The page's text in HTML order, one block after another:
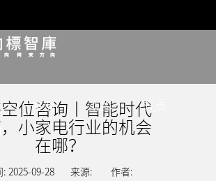
案例 动态 观点
空位咨询丨智能时代
小家电行业的机会
在哪？
: 2025-09-28 来源: 作者: